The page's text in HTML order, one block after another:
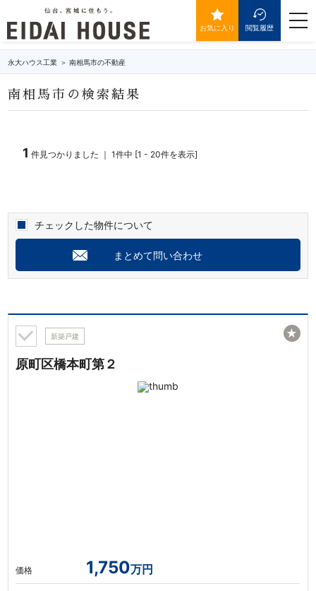
お気に入り 閲覧履歴
永大ハウス工業 南相馬市の不動産
南相馬市の検索結果
1 件見つかりました ｜ 1件中 [1 - 20件を表示]
チェックした物件について
まとめて問い合わせ
新築戸建
原町区橋本町第２
価格 1,750万円
★